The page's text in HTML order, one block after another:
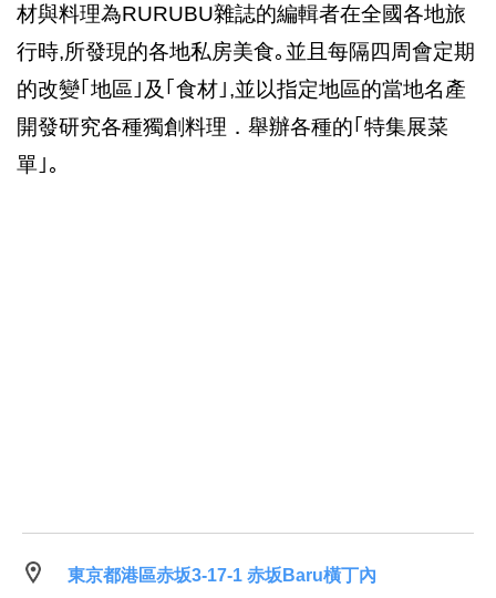
材與料理為RURUBU雜誌的編輯者在全國各地旅
行時,所發現的各地私房美食｡並且每隔四周會定期
的改變｢地區｣及｢食材｣,並以指定地區的當地名產
開發研究各種獨創料理．舉辦各種的｢特集展菜
單｣｡
東京都港區赤坂3-17-1 赤坂Baru橫丁內